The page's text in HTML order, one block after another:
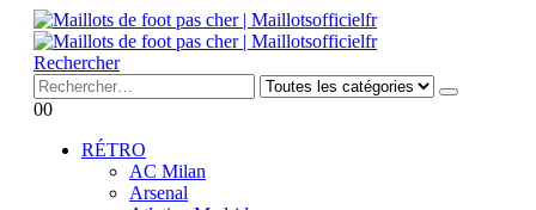
Rechercher
00
RÉTRO
AC Milan
Arsenal